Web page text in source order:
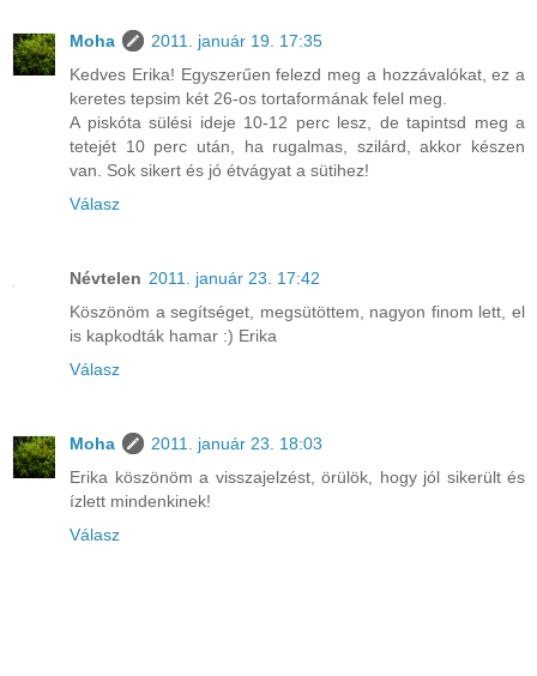
Moha
2011. január 19. 17:35
Kedves Erika! Egyszerűen felezd meg a hozzávalókat, ez a
keretes tepsim két 26-os tortaformának felel meg.
A piskóta sülési ideje 10-12 perc lesz, de tapintsd meg a
tetejét 10 perc után, ha rugalmas, szilárd, akkor készen
van. Sok sikert és jó étvágyat a sütihez!
Válasz
Névtelen 2011. január 23. 17:42
Köszönöm a segítséget, megsütöttem, nagyon finom lett, el
is kapkodták hamar :) Erika
Válasz
Moha
2011. január 23. 18:03
Erika köszönöm a visszajelzést, örülök, hogy jól sikerült és
ízlett mindenkinek!
Válasz